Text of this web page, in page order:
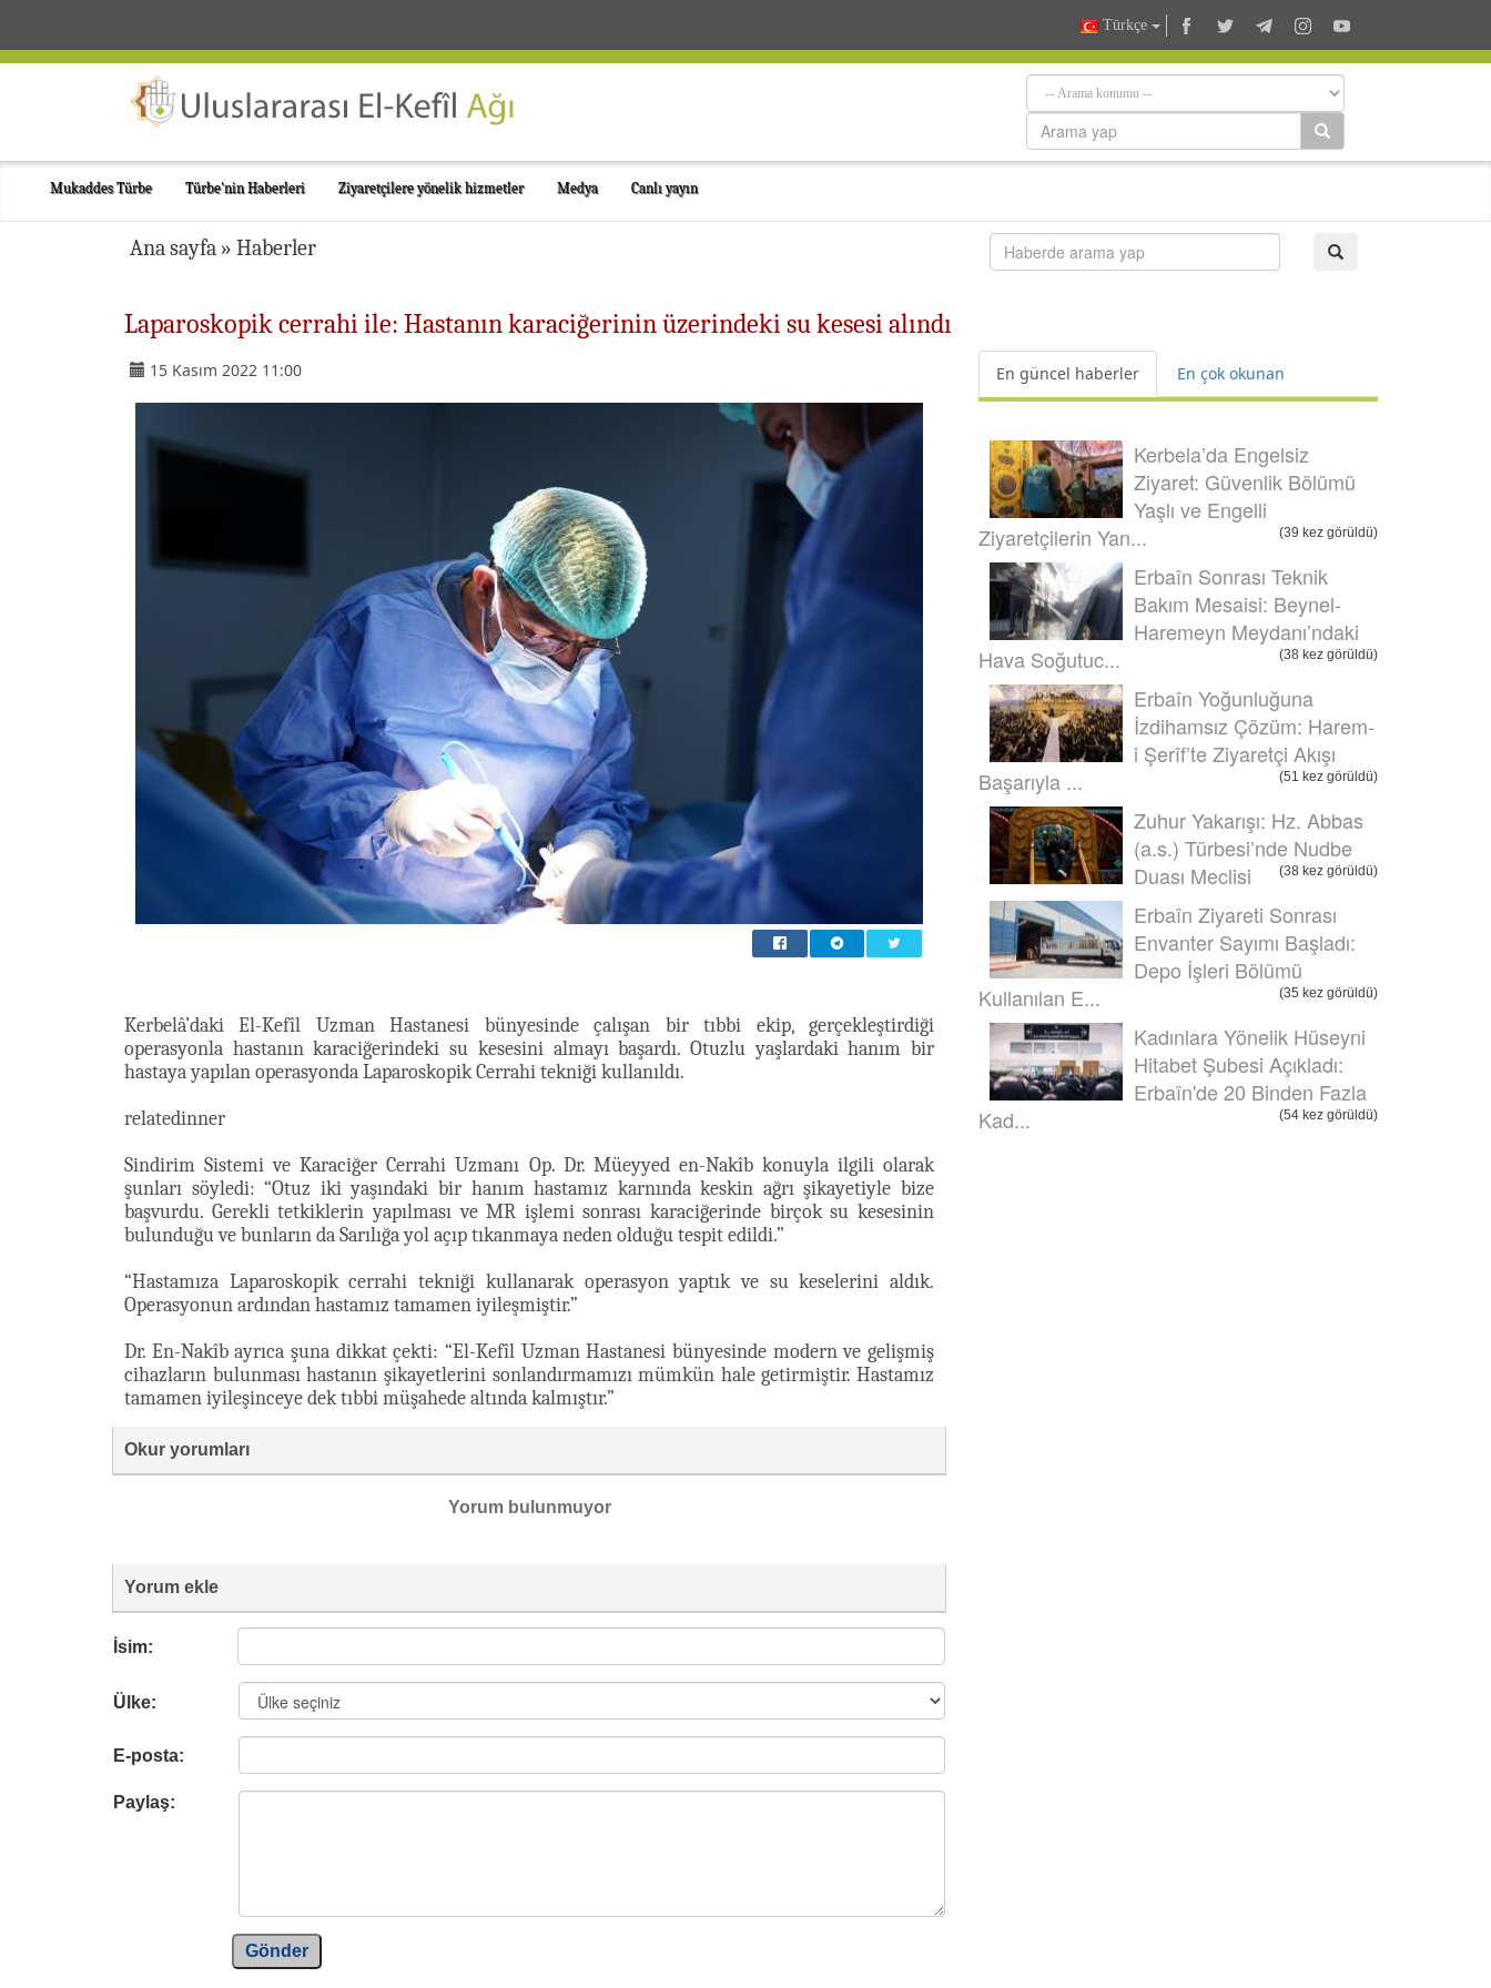
Türkçe
Mukaddes Türbe Türbe'nin Haberleri Ziyaretçilere yönelik hizmetler Medya Canlı yayın
Ana sayfa » Haberler
Laparoskopik cerrahi ile: Hastanın karaciğerinin üzerindeki su kesesi alındı
15 Kasım 2022 11:00
Kerbelâ’daki El-Kefîl Uzman Hastanesi bünyesinde çalışan bir tıbbi ekip, gerçekleştirdiği
operasyonla hastanın karaciğerindeki su kesesini almayı başardı. Otuzlu yaşlardaki hanım bir
hastaya yapılan operasyonda Laparoskopik Cerrahi tekniği kullanıldı.
relatedinner
Sindirim Sistemi ve Karaciğer Cerrahi Uzmanı Op. Dr. Müeyyed en-Nakîb konuyla ilgili olarak
şunları söyledi: “Otuz iki yaşındaki bir hanım hastamız karnında keskin ağrı şikayetiyle bize
başvurdu. Gerekli tetkiklerin yapılması ve MR işlemi sonrası karaciğerinde birçok su kesesinin
bulunduğu ve bunların da Sarılığa yol açıp tıkanmaya neden olduğu tespit edildi.”
“Hastamıza Laparoskopik cerrahi tekniği kullanarak operasyon yaptık ve su keselerini aldık.
Operasyonun ardından hastamız tamamen iyileşmiştir.”
Dr. En-Nakîb ayrıca şuna dikkat çekti: “El-Kefîl Uzman Hastanesi bünyesinde modern ve gelişmiş
cihazların bulunması hastanın şikayetlerini sonlandırmamızı mümkün hale getirmiştir. Hastamız
tamamen iyileşinceye dek tıbbi müşahede altında kalmıştır.”
Okur yorumları
Yorum bulunmuyor
Yorum ekle
İsim:
Ülke:
E-posta:
Paylaş:
Gönder
En güncel haberler En çok okunan
Kerbela’da Engelsiz
Ziyaret: Güvenlik Bölümü
Yaşlı ve Engelli
Ziyaretçilerin Yan...
(39 kez görüldü)
Erbaîn Sonrası Teknik
Bakım Mesaisi: Beynel-
Haremeyn Meydanı’ndaki
Hava Soğutuc...
(38 kez görüldü)
Erbaîn Yoğunluğuna
İzdihamsız Çözüm: Harem-
i Şerîf’te Ziyaretçi Akışı
Başarıyla ...
(51 kez görüldü)
Zuhur Yakarışı: Hz. Abbas
(a.s.) Türbesi’nde Nudbe
Duası Meclisi
(38 kez görüldü)
Erbaîn Ziyareti Sonrası
Envanter Sayımı Başladı:
Depo İşleri Bölümü
Kullanılan E...
(35 kez görüldü)
Kadınlara Yönelik Hüseyni
Hitabet Şubesi Açıkladı:
Erbaîn'de 20 Binden Fazla
Kad...
(54 kez görüldü)